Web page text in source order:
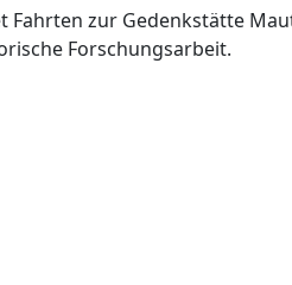
zur Gedenkstätte
Forschungsarbeit.